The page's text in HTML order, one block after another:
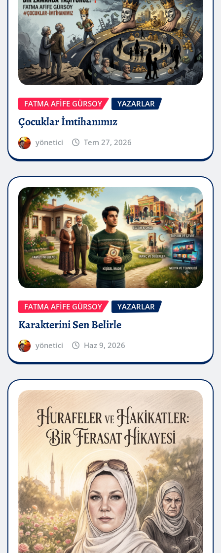
FATMA AFİFE GÜRSOY YAZARLAR
Çocuklar İmtihanımız
yönetici Tem 27, 2026
FATMA AFİFE GÜRSOY YAZARLAR
Karakterini Sen Belirle
yönetici Haz 9, 2026